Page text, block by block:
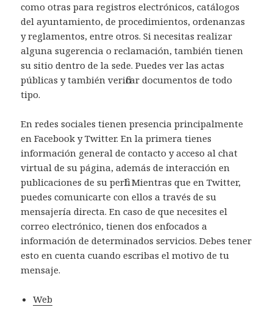
como otras para registros electrónicos, catálogos
del ayuntamiento, de procedimientos, ordenanzas
y reglamentos, entre otros. Si necesitas realizar
alguna sugerencia o reclamación, también tienen
su sitio dentro de la sede. Puedes ver las actas
públicas y también verificar documentos de todo
tipo.
En redes sociales tienen presencia principalmente
en Facebook y Twitter. En la primera tienes
información general de contacto y acceso al chat
virtual de su página, además de interacción en
publicaciones de su perfil. Mientras que en Twitter,
puedes comunicarte con ellos a través de su
mensajería directa. En caso de que necesites el
correo electrónico, tienen dos enfocados a
información de determinados servicios. Debes tener
esto en cuenta cuando escribas el motivo de tu
mensaje.
Web